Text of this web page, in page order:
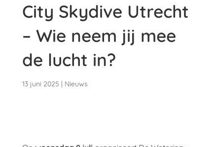
City Skydive Utrecht
– Wie neem jij mee
de lucht in?
13 juni 2025 Nieuws